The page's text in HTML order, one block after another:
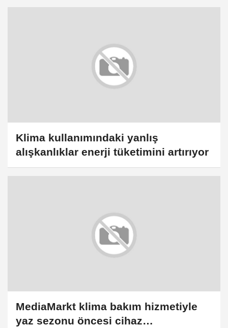
Klima kullanımındaki yanlış
alışkanlıklar enerji tüketimini artırıyor
MediaMarkt klima bakım hizmetiyle
yaz sezonu öncesi cihaz